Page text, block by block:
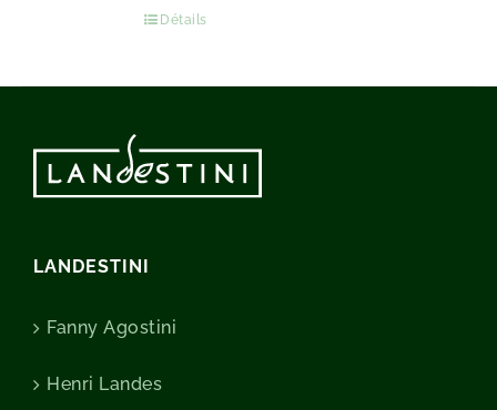
Détails
LANDESTINI
Fanny Agostini
Henri Landes